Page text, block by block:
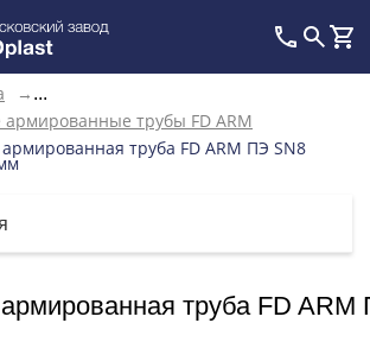
→ ...
трубы FD ARM
труба FD ARM ПЭ SN8
труба FD